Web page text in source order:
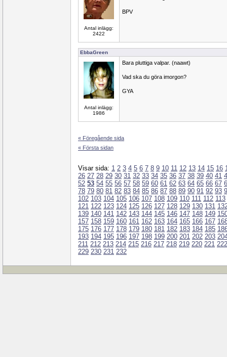
Antal inlägg:
2422
BPV
EbbaGreen
Antal inlägg:
1986
Bara pluttiga valpar. (naawt)
Vad ska du göra imorgon?
GYA
« Föregående sida
« Första sidan
Visar sida: 1 2 3 4 5 6 7 8 9 10 11 12 13 14 15 16
26 27 28 29 30 31 32 33 34 35 36 37 38 39 40 41
52 53 54 55 56 57 58 59 60 61 62 63 64 65 66 67
78 79 80 81 82 83 84 85 86 87 88 89 90 91 92 93
102 103 104 105 106 107 108 109 110 111 112 113
121 122 123 124 125 126 127 128 129 130 131
139 140 141 142 143 144 145 146 147 148 149
157 158 159 160 161 162 163 164 165 166 167
175 176 177 178 179 180 181 182 183 184 185
193 194 195 196 197 198 199 200 201 202 203
211 212 213 214 215 216 217 218 219 220 221 222
229 230 231 232